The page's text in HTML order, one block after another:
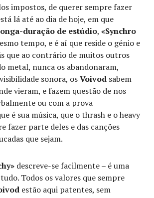
impostos, de querer sempre fazer
lá até ao dia de hoje, em que
duração de estúdio,«Synchro
tempo, e é aí que reside o génio e
que ao contrário de muitos outros
metal, nunca os abandonaram,
sonora, osVoivod sabem
vieram, e fazem questão de nos
ou com a prova
é sua música, que o thrash e o heavy
fazer parte deles e das canções
que sejam.
descreve-se facilmente – é uma
Todos os valores que sempre
estão aqui patentes, sem